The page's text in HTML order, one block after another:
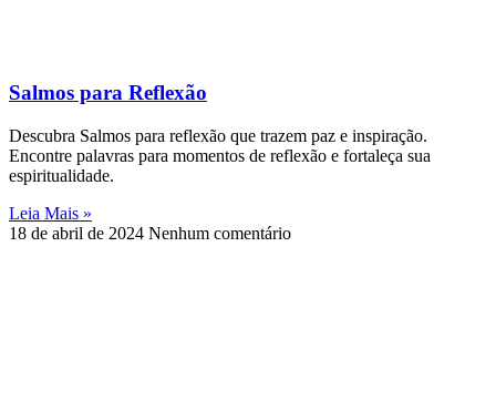
Salmos para Reflexão
Descubra Salmos para reflexão que trazem paz e inspiração.
Encontre palavras para momentos de reflexão e fortaleça sua
espiritualidade.
Leia Mais »
18 de abril de 2024 Nenhum comentário